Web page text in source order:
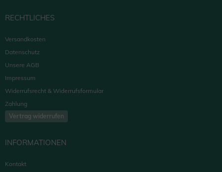
RECHTLICHES
Versandkosten
Datenschutz
Unsere AGB
Impressum
Widerrufsrecht & Widerrufsformular
Zahlung
Vertrag widerrufen
INFORMATIONEN
Kontakt